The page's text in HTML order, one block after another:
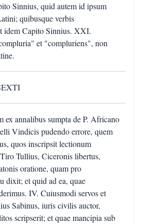
Sinnius, quid autem id ipsum
quibusque verbis
idem Capito Sinnius. XXI.
et "compluriens", non
ex annalibus sumpta de P. Africano
Vindicis pudendo errore, quem
quos inscripsit lectionum
Tullius, Ciceronis libertus,
oratione, quam pro
dixit; et quid ad ea, quae
IV. Cuiusmodi servos et
Sabinus, iuris civilis auctor,
scripserit; et quae mancipia sub